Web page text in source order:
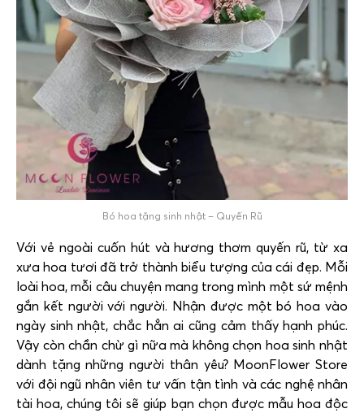
Bó hoa tặng sinh nhật – Quyến Rũ
Với vẻ ngoài cuốn hút và hương thơm quyến rũ, từ xa
xưa hoa tươi đã trở thành biểu tượng của cái đẹp. Mỗi
loài hoa, mỗi câu chuyện mang trong mình một sứ mệnh
gắn kết người với người. Nhận được một bó hoa vào
ngày sinh nhật, chắc hẳn ai cũng cảm thấy hạnh phúc.
Vậy còn chần chừ gì nữa mà không chọn hoa sinh nhật
dành tặng những người thân yêu? MoonFlower Store
với đội ngũ nhân viên tư vấn tận tình và các nghệ nhân
tài hoa, chúng tôi sẽ giúp bạn chọn được mẫu hoa độc